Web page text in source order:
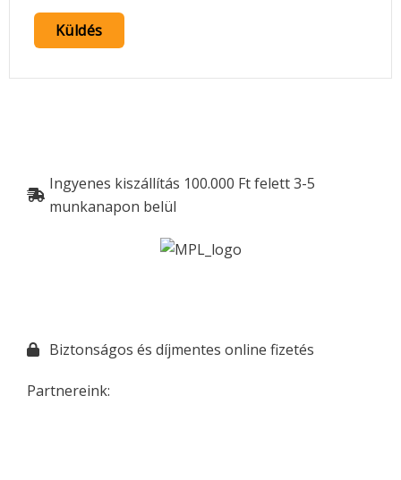
Ingyenes kiszállítás 100.000 Ft felett 3-5
munkanapon belül
Biztonságos és díjmentes online fizetés
Partnereink: